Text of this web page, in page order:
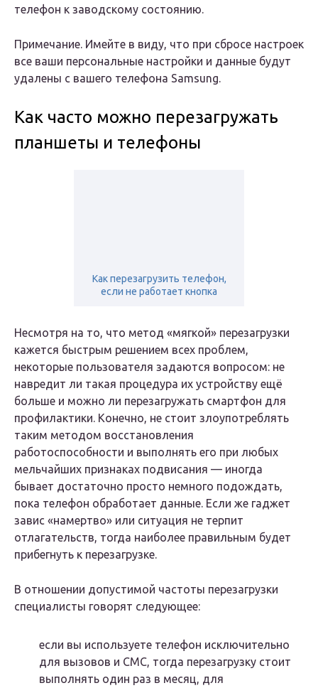
телефон к заводскому состоянию.
Примечание. Имейте в виду, что при сбросе настроек
все ваши персональные настройки и данные будут
удалены с вашего телефона Samsung.
Как часто можно перезагружать
планшеты и телефоны
Как перезагрузить телефон,
если не работает кнопка
Несмотря на то, что метод «мягкой» перезагрузки
кажется быстрым решением всех проблем,
некоторые пользователя задаются вопросом: не
навредит ли такая процедура их устройству ещё
больше и можно ли перезагружать смартфон для
профилактики. Конечно, не стоит злоупотреблять
таким методом восстановления
работоспособности и выполнять его при любых
мельчайших признаках подвисания — иногда
бывает достаточно просто немного подождать,
пока телефон обработает данные. Если же гаджет
завис «намертво» или ситуация не терпит
отлагательств, тогда наиболее правильным будет
прибегнуть к перезагрузке.
В отношении допустимой частоты перезагрузки
специалисты говорят следующее:
если вы используете телефон исключительно
для вызовов и СМС, тогда перезагрузку стоит
выполнять один раз в месяц, для